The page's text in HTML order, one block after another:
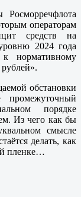
операторам
средств на
2024 года
нормативному
обстановки
промежуточный
порядке
Из чего как бы
смысле
делать, как
пленке…